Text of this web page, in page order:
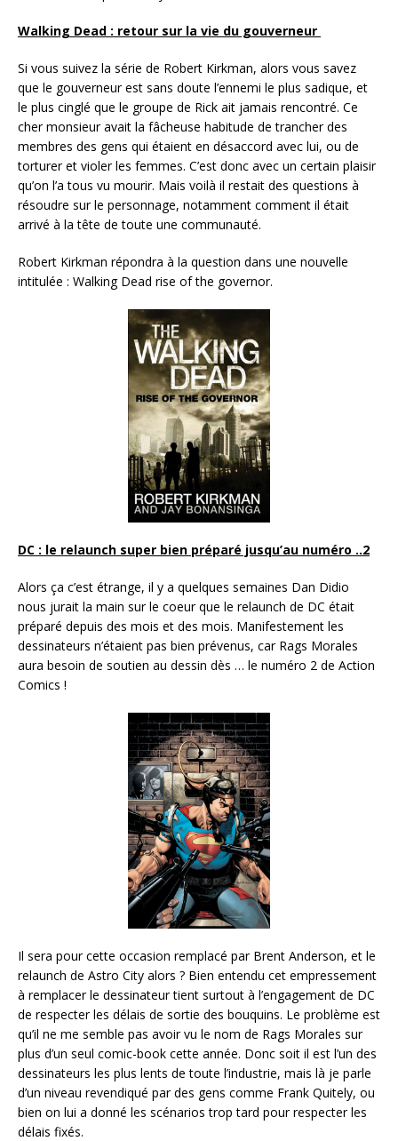
Walking Dead : retour sur la vie du gouverneur
Si vous suivez la série de Robert Kirkman, alors vous savez
que le gouverneur est sans doute l’ennemi le plus sadique, et
le plus cinglé que le groupe de Rick ait jamais rencontré. Ce
cher monsieur avait la fâcheuse habitude de trancher des
membres des gens qui étaient en désaccord avec lui, ou de
torturer et violer les femmes. C’est donc avec un certain plaisir
qu’on l’a tous vu mourir. Mais voilà il restait des questions à
résoudre sur le personnage, notamment comment il était
arrivé à la tête de toute une communauté.
Robert Kirkman répondra à la question dans une nouvelle
intitulée : Walking Dead rise of the governor.
DC : le relaunch super bien préparé jusqu’au numéro ..2
Alors ça c’est étrange, il y a quelques semaines Dan Didio
nous jurait la main sur le coeur que le relaunch de DC était
préparé depuis des mois et des mois. Manifestement les
dessinateurs n’étaient pas bien prévenus, car Rags Morales
aura besoin de soutien au dessin dès … le numéro 2 de Action
Comics !
Il sera pour cette occasion remplacé par Brent Anderson, et le
relaunch de Astro City alors ? Bien entendu cet empressement
à remplacer le dessinateur tient surtout à l’engagement de DC
de respecter les délais de sortie des bouquins. Le problème est
qu’il ne me semble pas avoir vu le nom de Rags Morales sur
plus d’un seul comic-book cette année. Donc soit il est l’un des
dessinateurs les plus lents de toute l’industrie, mais là je parle
d’un niveau revendiqué par des gens comme Frank Quitely, ou
bien on lui a donné les scénarios trop tard pour respecter les
délais fixés.